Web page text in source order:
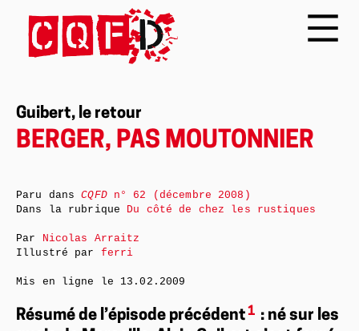
Guibert, le retour
BERGER, PAS MOUTONNIER
Résumé de l’épisode précédent1 : né sur les
Paru dansCQFDn° 62 (décembre 2008)
Dans la rubrique Du côté de chez les rustiques
Par Nicolas Arraitz
Illustré par ferri
Mis en ligne le 13.02.2009